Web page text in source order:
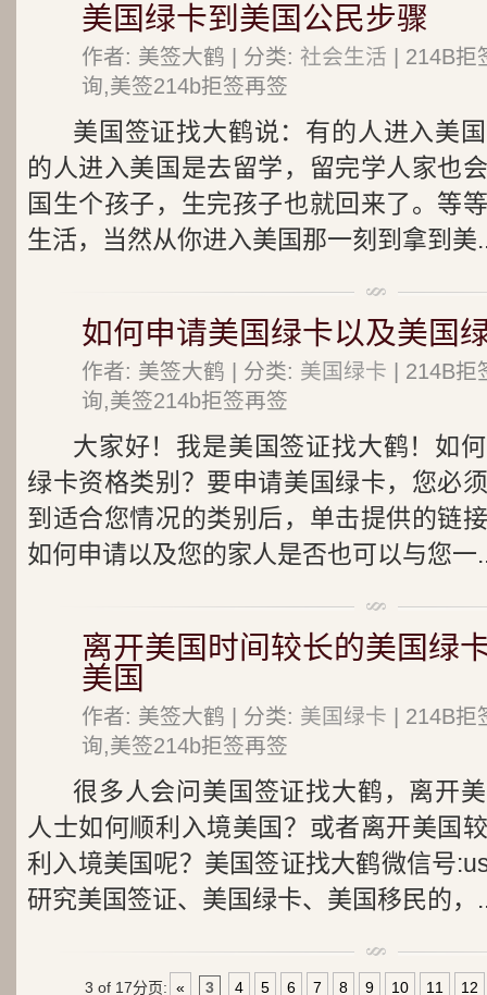
美国绿卡到美国公民步骤
作者: 美签大鹤 | 分类: 社会生活 | 214B
询,美签214b拒签再签
美国签证找大鹤说：有的人进入美
的人进入美国是去留学，留完学人家也
国生个孩子，生完孩子也就回来了。等
生活，当然从你进入美国那一刻到拿到美
如何申请美国绿卡以及美国
作者: 美签大鹤 | 分类: 美国绿卡 | 214B
询,美签214b拒签再签
大家好！我是美国签证找大鹤！如
绿卡资格类别？要申请美国绿卡，您必
到适合您情况的类别后，单击提供的链
如何申请以及您的家人是否也可以与您一
离开美国时间较长的美国绿
美国
作者: 美签大鹤 | 分类: 美国绿卡 | 214B
询,美签214b拒签再签
很多人会问美国签证找大鹤，离开
人士如何顺利入境美国？或者离开美国
利入境美国呢？美国签证找大鹤微信号
研究美国签证、美国绿卡、美国移民的，
3 of 17分页: « 3 4 5 6 7 8 9 10 11 12